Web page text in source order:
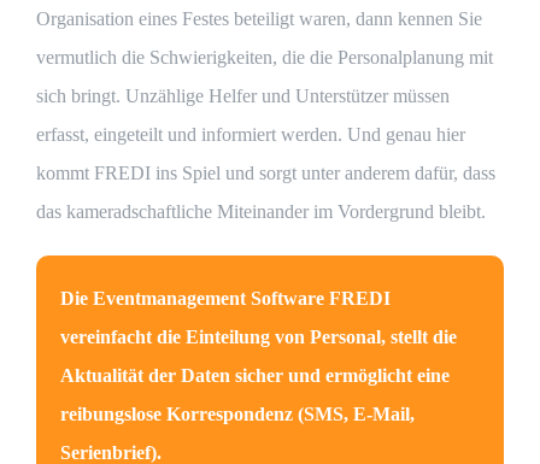
Organisation eines Festes beteiligt waren, dann kennen Sie
vermutlich die Schwierigkeiten, die die Personalplanung mit
sich bringt. Unzählige Helfer und Unterstützer müssen
erfasst, eingeteilt und informiert werden. Und genau hier
kommt FREDI ins Spiel und sorgt unter anderem dafür, dass
das kameradschaftliche Miteinander im Vordergrund bleibt.
Die Eventmanagement Software FREDI
vereinfacht die Einteilung von Personal, stellt die
Aktualität der Daten sicher und ermöglicht eine
reibungslose Korrespondenz (SMS, E-Mail,
Serienbrief).